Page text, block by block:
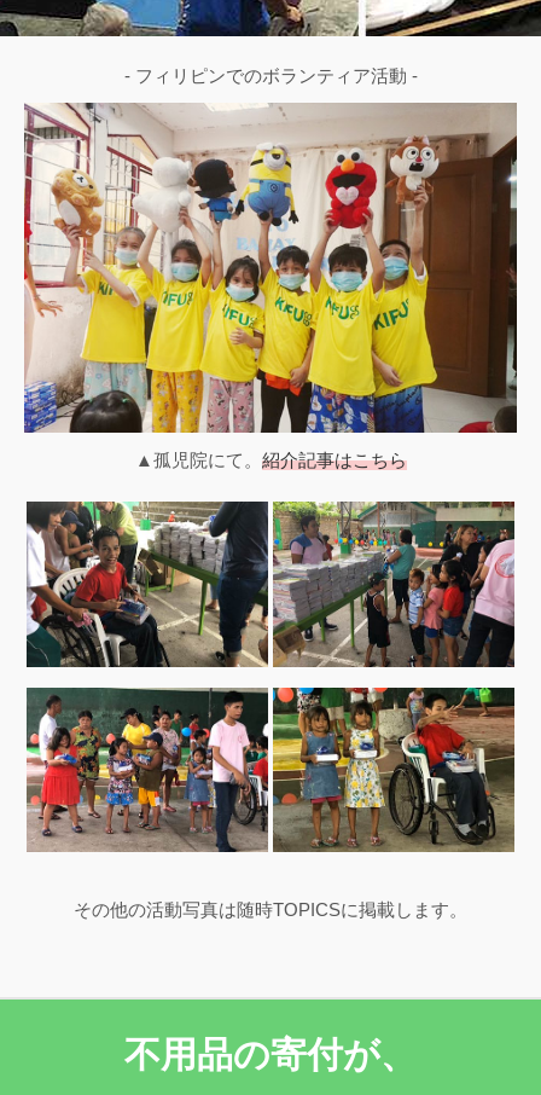
- フィリピンでのボランティア活動 -
▲孤児院にて。 紹介記事はこちら
その他の活動写真は随時TOPICSに掲載します。
不用品の寄付が、